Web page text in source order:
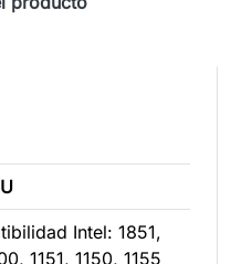
Intel: 1851,
1151, 1150, 1155